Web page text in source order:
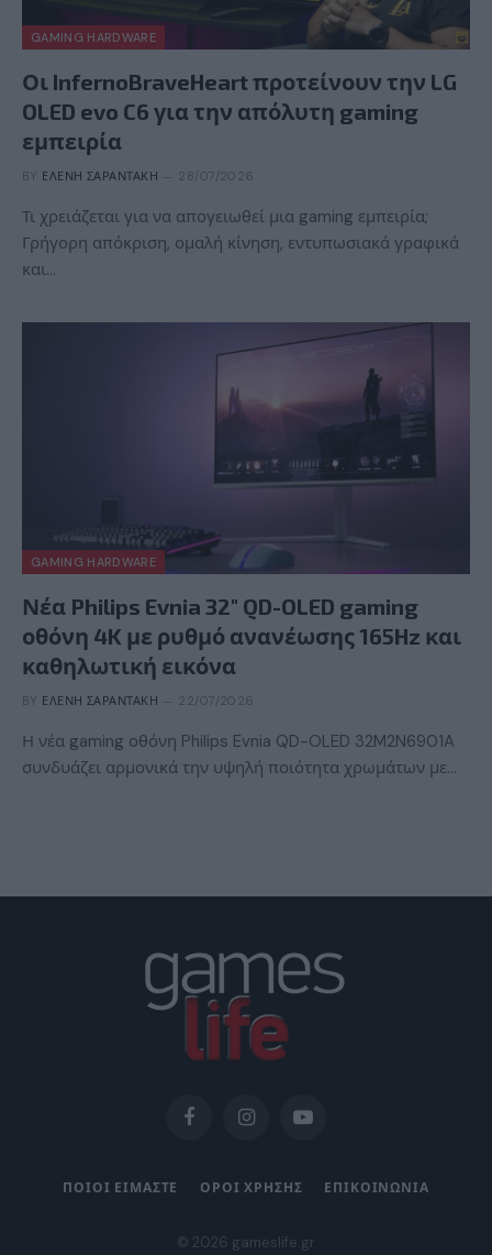
GAMING HARDWARE
Οι InfernoBraveHeart προτείνουν την LG
OLED evo C6 για την απόλυτη gaming
εμπειρία
BY ΕΛΈΝΗ ΣΑΡΑΝΤΆΚΗ 28/07/2026
Τι χρειάζεται για να απογειωθεί μια gaming εμπειρία;
Γρήγορη απόκριση, ομαλή κίνηση, εντυπωσιακά γραφικά
και…
GAMING HARDWARE
Νέα Philips Evnia 32″ QD-OLED gaming
οθόνη 4K με ρυθμό ανανέωσης 165Hz και
καθηλωτική εικόνα
BY ΕΛΈΝΗ ΣΑΡΑΝΤΆΚΗ 22/07/2026
Η νέα gaming οθόνη Philips Evnia QD-OLED 32M2N6901A
συνδυάζει αρμονικά την υψηλή ποιότητα χρωμάτων με…
FacebookInstagramYouTube
ΠΟΙΟΙ ΕΙΜΑΣΤΕ ΟΡΟΙ ΧΡΗΣΗΣ ΕΠΙΚΟΙΝΩΝΙΑ
© 2026 gameslife.gr